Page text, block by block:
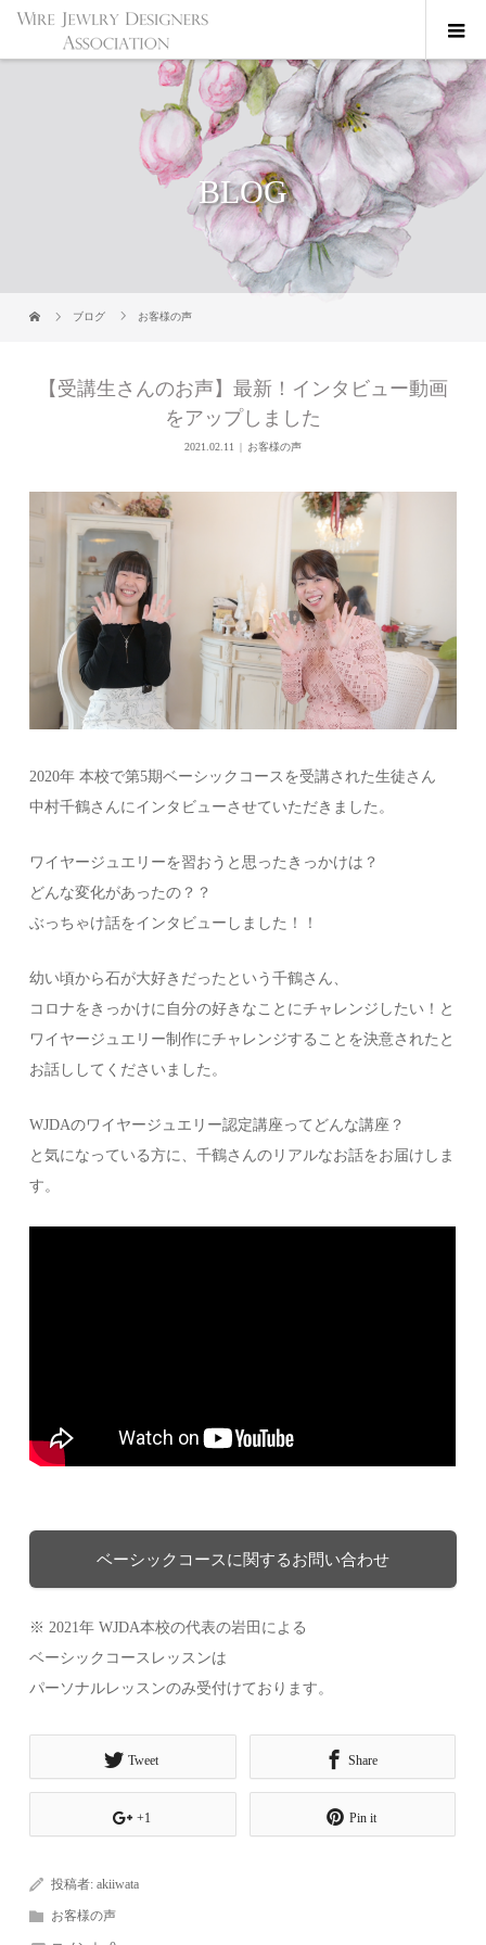
BLOG
ブログ お客様の声
【受講生さんのお声】最新！インタビュー動画
をアップしました
2021.02.11 お客様の声
2020年 本校で第5期ベーシックコースを受講された生徒さん
中村千鶴さんにインタビューさせていただきました。
ワイヤージュエリーを習おうと思ったきっかけは？
どんな変化があったの？？
ぶっちゃけ話をインタビューしました！！
幼い頃から石が大好きだったという千鶴さん、
コロナをきっかけに自分の好きなことにチャレンジしたい！と
ワイヤージュエリー制作にチャレンジすることを決意されたと
お話ししてくださいました。
WJDAのワイヤージュエリー認定講座ってどんな講座？
と気になっている方に、千鶴さんのリアルなお話をお届けしま
す。
ベーシックコースに関するお問い合わせ
※ 2021年 WJDA本校の代表の岩田による
ベーシックコースレッスンは
パーソナルレッスンのみ受付けております。
Tweet Share
+1 Pin it
投稿者:akiiwata
お客様の声